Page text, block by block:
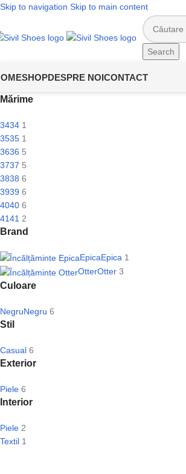
Skip to navigation Skip to main content
Search
SHOPDESPRE NOICONTACT
Mărime
3434 1
3535 1
3636 5
3737 5
3838 6
3939 6
4040 6
4141 2
Brand
EpicaEpica 1
OtterOtter 3
Culoare
NegruNegru 6
Stil
Casual 6
Exterior
Piele 6
Interior
Piele 2
Textil 1